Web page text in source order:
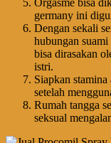
germany ini
Dengan sekali
hubungan
bisa dirasakan
istri.
Siapkan
setelah
Rumah tangga
seksual